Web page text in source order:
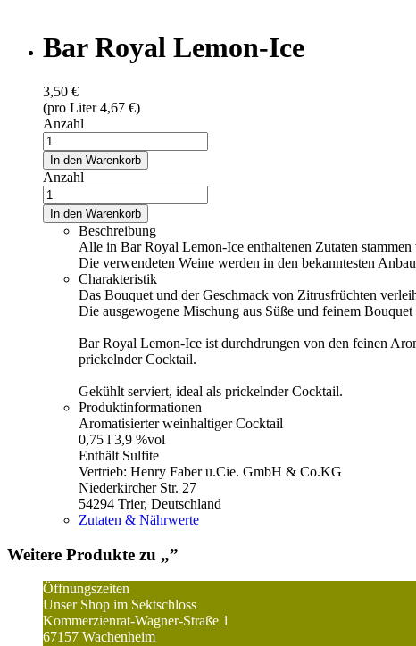
Bar Royal Lemon-Ice
3,50 €
(pro Liter 4,67 €)
Anzahl
In den Warenkorb
Anzahl
In den Warenkorb
Beschreibung
Alle in Bar Royal Lemon-Ice enthaltenen Zutaten
Die verwendeten Weine werden in den bekanntesten
Charakteristik
Das Bouquet und der Geschmack von Zitrusfrüchten
Die ausgewogene Mischung aus Süße und feinem
Bar Royal Lemon-Ice ist durchdrungen von den feinen
prickelnder Cocktail.
Gekühlt serviert, ideal als prickelnder Cocktail.
Produktinformationen
Aromatisierter weinhaltiger Cocktail
0,75 l 3,9 %vol
Enthält Sulfite
Vertrieb: Henry Faber u.Cie. GmbH & Co.KG
Niederkircher Str. 27
54294 Trier, Deutschland
Zutaten & Nährwerte
Weitere Produkte zu „”
Öffnungszeiten
Unser Shop im Sektschloss
Kommerzienrat-Wagner-Straße 1
67157 Wachenheim